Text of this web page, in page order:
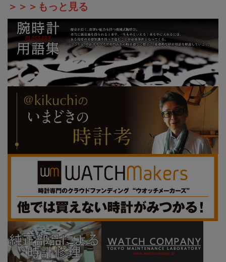
＞＞＞もっと見る